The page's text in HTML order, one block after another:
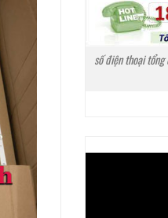
số điện thoại tổng